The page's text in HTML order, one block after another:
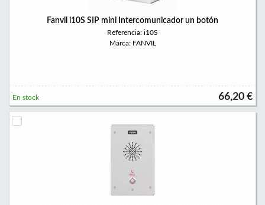
Fanvil i10S SIP mini Intercomunicador un botón
Referencia: i10S
Marca: FANVIL
66,20 €
En stock